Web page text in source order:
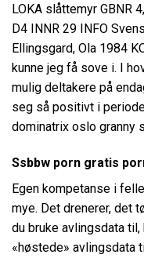
LOKA slåttemyr GBNR
D4 INNR 29 INFO
Ellingsgard, Ola 1984
kunne jeg få sove i. I
mulig deltakere på
seg så positivt i
dominatrix oslo granny
Ssbbw porn gratis
Egen kompetanse i
mye. Det drenerer, det
du bruke avlingsdata
«høstede» avlingsdata